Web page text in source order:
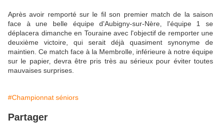
Après avoir remporté sur le fil son premier match de la saison
face à une belle équipe d'Aubigny-sur-Nère, l'équipe 1 se
déplacera dimanche en Touraine avec l'objectif de remporter une
deuxième victoire, qui serait déjà quasiment synonyme de
maintien. Ce match face à la Membrolle, inférieure à notre équipe
sur le papier, devra être pris très au sérieux pour éviter toutes
mauvaises surprises.
#Championnat séniors
Partager